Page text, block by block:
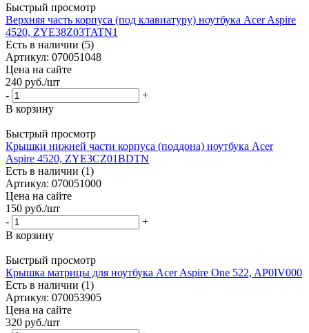
Быстрый просмотр
Верхняя часть корпуса (под клавиатуру) ноутбука Acer Aspire
4520, ZYE38Z03TATN1
Есть в наличии (5)
Артикул: 070051048
Цена на сайте
240 руб./шт
-
+
В корзину
Быстрый просмотр
Крышки нижней части корпуса (поддона) ноутбука Acer
Aspire 4520, ZYE3CZ01BDTN
Есть в наличии (1)
Артикул: 070051000
Цена на сайте
150 руб./шт
-
+
В корзину
Быстрый просмотр
Крышка матрицы для ноутбука Acer Aspire One 522, AP0IV000
Есть в наличии (1)
Артикул: 070053905
Цена на сайте
320 руб./шт